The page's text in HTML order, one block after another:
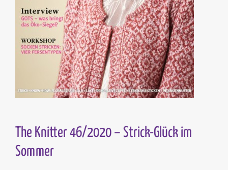
The Knitter 46/2020 – Strick-Glück im
Sommer